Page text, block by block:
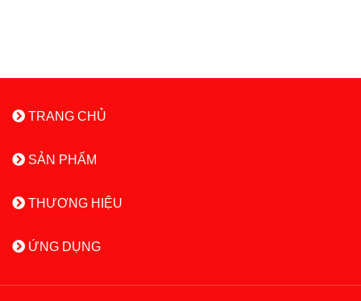
TRANG CHỦ
SẢN PHẨM
THƯƠNG HIỆU
ỨNG DỤNG